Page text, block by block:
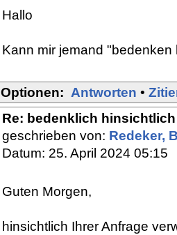
Hallo
Kann mir jemand
Optionen: Antworten •
Re: bedenklich hinsichtlich
geschrieben von: Redeker,
Datum: 25. April 2024 05:15
Guten Morgen,
hinsichtlich Ihrer Anfrage